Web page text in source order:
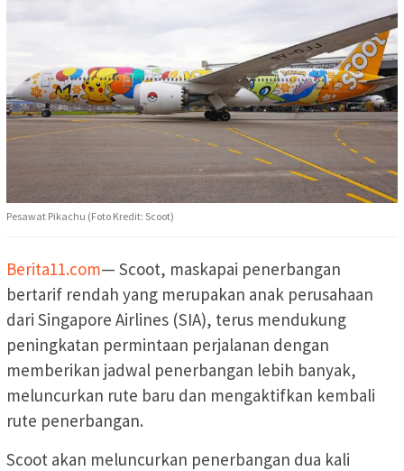
Pesawat Pikachu (Foto Kredit: Scoot)
Berita11.com— Scoot, maskapai penerbangan
bertarif rendah yang merupakan anak perusahaan
dari Singapore Airlines (SIA), terus mendukung
peningkatan permintaan perjalanan dengan
memberikan jadwal penerbangan lebih banyak,
meluncurkan rute baru dan mengaktifkan kembali
rute penerbangan.
Scoot akan meluncurkan penerbangan dua kali